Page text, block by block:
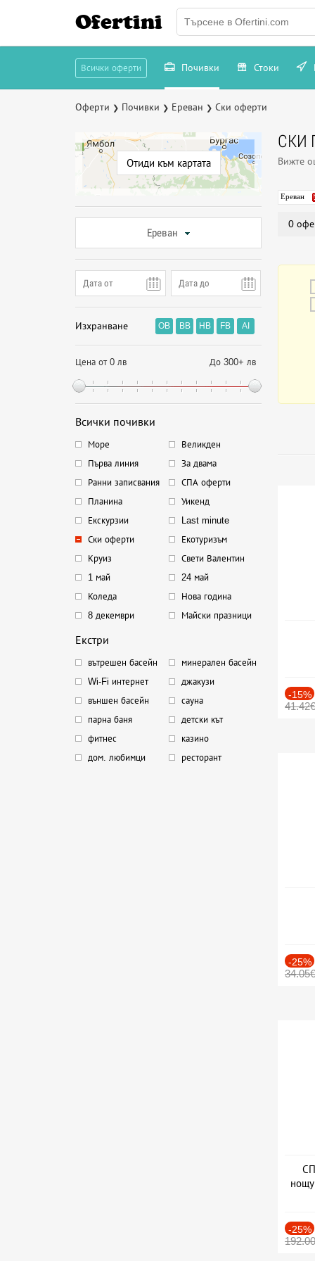
Ofertini
Всички оферти Почивки Стоки
Оферти ❯ Почивки ❯ Ереван ❯ Ски оферти
Отиди към картата
Ереван
Изхранване OB BB HB FB AI
Цена от 0 лв До 300+ лв
Всички почивки
Море
Великден
Първа линия
За двама
Ранни записвания
СПА оферти
Планина
Уикенд
Екскурзии
Last minute
Ски оферти
Екотуризъм
Круиз
Свети Валентин
1 май
24 май
Коледа
Нова година
8 декември
Майски празници
Екстри
вътрешен басейн
минерален басейн
Wi-Fi интернет
джакузи
външен басейн
сауна
парна баня
детски кът
фитнес
казино
дом. любимци
ресторант
СКИ
Вижте
Ереван
0
-15%
41.42€
-25%
34.05€
-25%